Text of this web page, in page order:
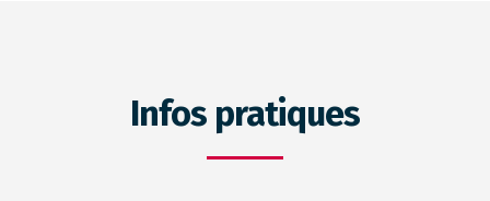
Infos pratiques